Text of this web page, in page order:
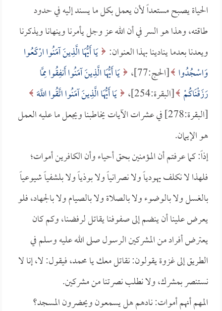
الحياة يصبح مستعداً لأن يعمل بكل ما يسند إليه في حدود
طاقته، وهذا هو السر في أن الله عز وجل يأمرنا وينهانا ويذكرنا
ويعدنا بعدما ينادينا بهذا العنوان: يَا أَيُّهَا الَّذِينَ آمَنُوا ارْكَعُوا
وَاسْجُدُوا [الحج:77]،
يَا أَيُّهَا الَّذِينَ آمَنُوا أَنفِقُوا مِمَّا
رَزَقْنَاكُمْ [البقرة:254]،
يَا أَيُّهَا الَّذِينَ آمَنُوا اتَّقُوا اللَّهَ
[البقرة:278] في عشرات الآيات يخاطبنا ويجعل ما عليه العمل
هو الإيمان.
إذاً: كما عرفتم أن المؤمنين بحق أحياء وأن الكافرين أموات؛
فلهذا لا نكلف يهودياً ولا نصرانياً ولا بوذياً ولا بلشفياً شيوعياً
بالغسل ولا بالوضوء ولا بالصلاة ولا بالصيام ولا بالجهاد، فلو
يعرض علينا أن ينضم إلى صفوفنا يقاتل لرفضنا، وكم كان
يعترض أفراد من المشركين الرسول صلى الله عليه وسلم في
الطريق إلى غزوة يقولون: نقاتل معك يا محمد، فيقول: لا، إنا لا
نستنصر بمشرك، ولا نطلب نصرتنا من مشركين.
المهم أنهم أموات: نادهم هل يسمعون ويحضرون المسجد؟